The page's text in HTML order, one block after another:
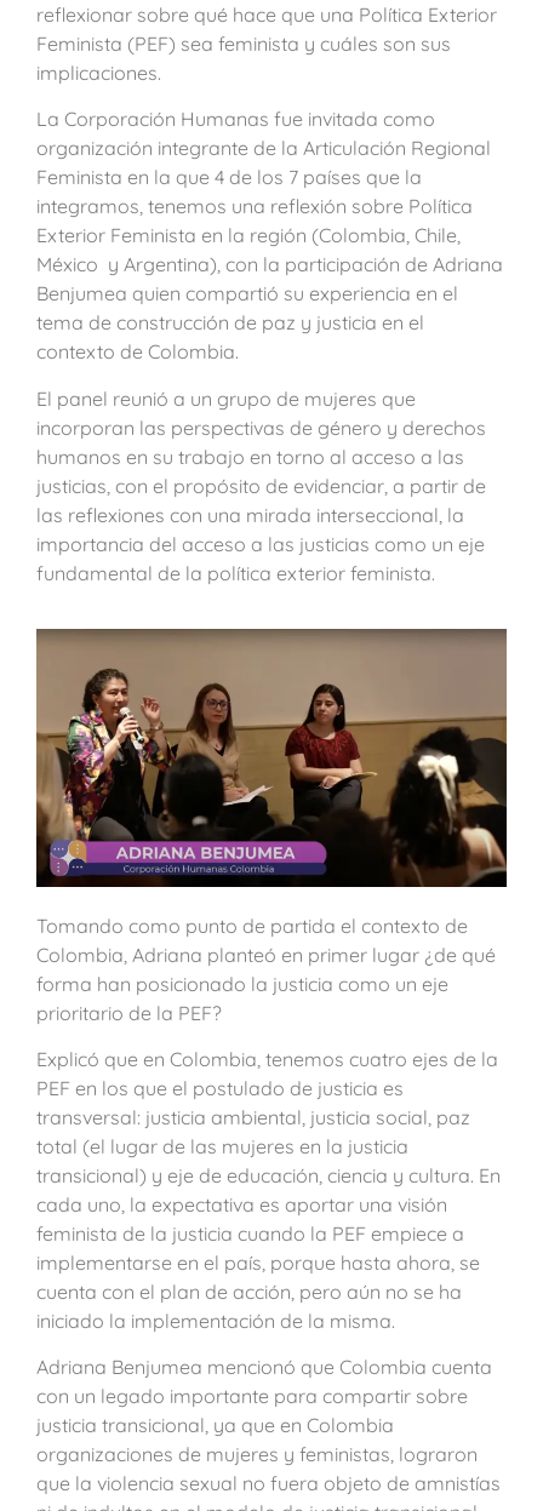
reflexionar sobre qué hace que una Política Exterior
Feminista (PEF) sea feminista y cuáles son sus
implicaciones.
La Corporación Humanas fue invitada como
organización integrante de la Articulación Regional
Feminista en la que 4 de los 7 países que la
integramos, tenemos una reflexión sobre Política
Exterior Feminista en la región (Colombia, Chile,
México y Argentina), con la participación de Adriana
Benjumea quien compartió su experiencia en el
tema de construcción de paz y justicia en el
contexto de Colombia.
El panel reunió a un grupo de mujeres que
incorporan las perspectivas de género y derechos
humanos en su trabajo en torno al acceso a las
justicias, con el propósito de evidenciar, a partir de
las reflexiones con una mirada interseccional, la
importancia del acceso a las justicias como un eje
fundamental de la política exterior feminista.
Tomando como punto de partida el contexto de
Colombia, Adriana planteó en primer lugar ¿de qué
forma han posicionado la justicia como un eje
prioritario de la PEF?
Explicó que en Colombia, tenemos cuatro ejes de la
PEF en los que el postulado de justicia es
transversal: justicia ambiental, justicia social, paz
total (el lugar de las mujeres en la justicia
transicional) y eje de educación, ciencia y cultura. En
cada uno, la expectativa es aportar una visión
feminista de la justicia cuando la PEF empiece a
implementarse en el país, porque hasta ahora, se
cuenta con el plan de acción, pero aún no se ha
iniciado la implementación de la misma.
Adriana Benjumea mencionó que Colombia cuenta
con un legado importante para compartir sobre
justicia transicional, ya que en Colombia
organizaciones de mujeres y feministas, lograron
que la violencia sexual no fuera objeto de amnistías